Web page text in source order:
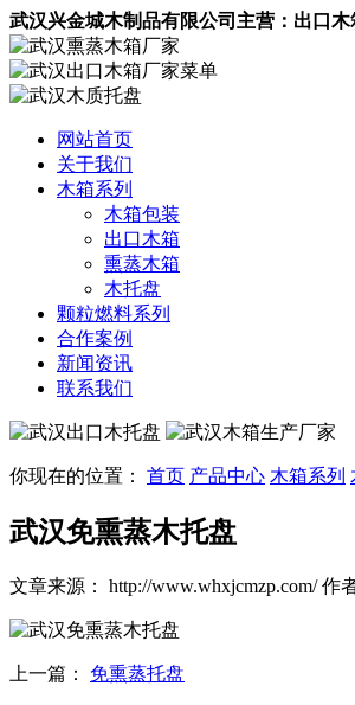
武汉兴金城木制品有限公司主营： 出口木
网站首页
关于我们
木箱系列
木箱包装
出口木箱
熏蒸木箱
木托盘
颗粒燃料系列
合作案例
新闻资讯
联系我们
你现在的位置： 首页 产品中心 木箱系列
武汉免熏蒸木托盘
文章来源： http://www.whxjcmzp.com/作
上一篇： 免熏蒸托盘